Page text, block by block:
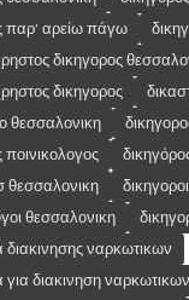
παρ' αρείω πάγω
δικηγορος
δικηγορος
θεσσαλονικη
ποινικολογος
θεσσαλονικη
θεσσαλονικη
διακινησης ναρκωτικων
για διακινηση ναρκωτικων